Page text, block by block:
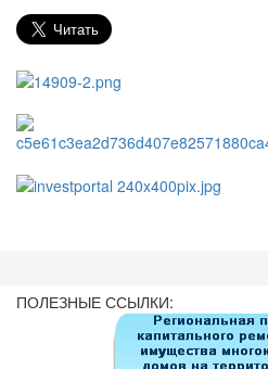
ПОЛЕЗНЫЕ ССЫЛКИ: